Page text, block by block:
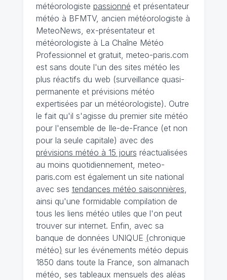
météorologiste passionné et présentateur
météo à BFMTV, ancien météorologiste à
MeteoNews, ex-présentateur et
météorologiste à La Chaîne Météo
Professionnel et gratuit, meteo-paris.com
est sans doute l'un des sites météo les
plus réactifs du web (surveillance quasi-
permanente et prévisions météo
expertisées par un météorologiste). Outre
le fait qu'il s'agisse du premier site météo
pour l'ensemble de Ile-de-France (et non
pour la seule capitale) avec des
prévisions météo à 15 jours réactualisées
au moins quotidiennement, meteo-
paris.com est également un site national
avec ses tendances météo saisonnières
ainsi qu'une formidable compilation de
tous les liens météo utiles que l'on peut
trouver sur internet. Enfin, avec sa
banque de données UNIQUE (chronique
météo) sur les événements météo depuis
1850 dans toute la France, son almanach
météo, ses tableaux mensuels des aléas